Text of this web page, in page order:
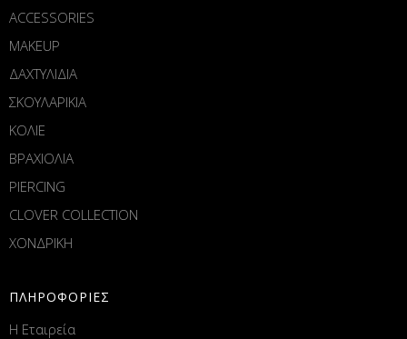
ACCESSORIES
MAKEUP
ΔΑΧΤΥΛΙΔΙΑ
ΣΚΟΥΛΑΡΙΚΙΑ
ΚΟΛΙΕ
ΒΡΑΧΙΟΛΙΑ
PIERCING
CLOVER COLLECTION
ΧΟΝΔΡΙΚΗ
ΠΛΗΡΟΦΟΡΙΕΣ
Η Εταιρεία